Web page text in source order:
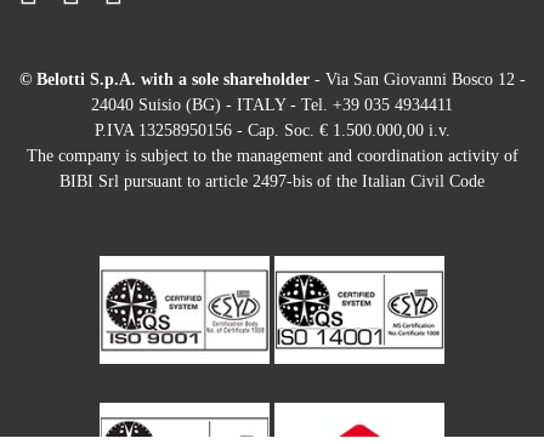
© Belotti S.p.A. with a sole shareholder- Via San Giovanni Bosco 12 -
24040 Suisio (BG) - ITALY - Tel. +39 035 4934411
P.IVA 13258950156 - Cap. Soc. € 1.500.000,00 i.v.
The company is subject to the management and coordination activity of
BIBI Srl pursuant to article 2497-bis of the Italian Civil Code